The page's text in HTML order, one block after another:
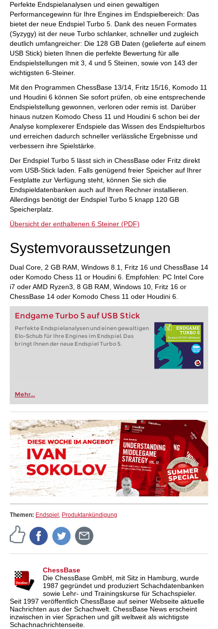
Perfekte Endspielanalysen und einen gewaltigen
Performancegewinn für Ihre Engines im Endspielbereich: Das
bietet der neue Endspiel Turbo 5. Dank des neuen Formates
(Syzygy) ist der neue Turbo schlanker, schneller und zugleich
deutlich umfangreicher: Die 128 GB Daten (gelieferte auf einem
USB Stick) bieten Ihnen die perfekte Bewertung für alle
Endspielstellungen mit 3, 4 und 5 Steinen, sowie von 143 der
wichtigsten 6-Steiner.
Mit den Programmen ChessBase 13/14, Fritz 15/16, Komodo 11
und Houdini 6 können Sie sofort prüfen, ob eine entsprechende
Endspielstellung gewonnen, verloren oder remis ist. Darüber
hinaus nutzen Komodo Chess 11 und Houdini 6 schon bei der
Analyse komplexerer Endspiele das Wissen des Endspielturbos
und erreichen dadurch schneller verlässliche Ergebnisse und
verbessern ihre Spielstärke.
Der Endspiel Turbo 5 lässt sich in ChessBase oder Fritz direkt
vom USB-Stick laden. Falls genügend freier Speicher auf Ihrer
Festplatte zur Verfügung steht, können Sie sich die
Endspieldatenbanken auch auf Ihren Rechner installieren.
Allerdings benötigt der Endspiel Turbo 5 knapp 120 GB
Speicherplatz.
Übersicht der enthaltenen 6 Steiner (PDF)
Systemvoraussetzungen
Dual Core, 2 GB RAM, Windows 8.1, Fritz 16 und ChessBase 14
oder Komodo Chess 11 or Houdini 6. Empfohlen: PC Intel Core
i7 oder AMD Ryzen3, 8 GB RAM, Windows 10, Fritz 16 or
ChessBase 14 oder Komodo Chess 11 oder Houdini 6.
Endgame Turbo 5 auf USB Stick
Perfekte Endspielanalysen und einen gewaltigen
Elo-Schub für Ihre Engines im Endspiel. Das
bringt Ihnen der neue Endspiel Turbo 5.
Mehr...
Themen: Endspiel , Produktankündigung
ChessBase
Die ChessBase GmbH, mit Sitz in Hamburg, wurde
1987 gegründet und produziert Schachdatenbanken
sowie Lehr- und Trainingskurse für Schachspieler.
Seit 1997 veröffentlich ChessBase auf seiner Webseite aktuelle
Nachrichten aus der Schachwelt. ChessBase News erscheint
inzwischen in vier Sprachen und gilt weltweit als wichtigste
Schachnachrichtenseite.